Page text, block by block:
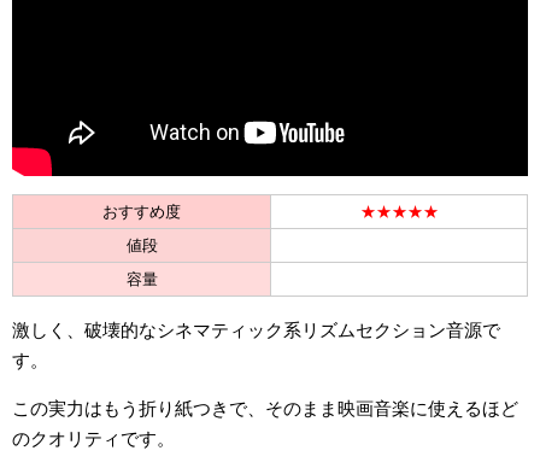
おすすめ度
★★★★★
値段
容量
激しく、破壊的なシネマティック系リズムセクション音源で
す。
この実力はもう折り紙つきで、そのまま映画音楽に使えるほど
のクオリティです。